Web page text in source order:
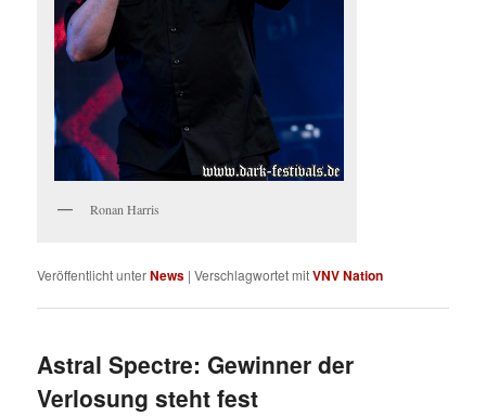
Ronan Harris
Veröffentlicht unterNews |Verschlagwortet mitVNV Nation
Astral Spectre: Gewinner der
Verlosung steht fest